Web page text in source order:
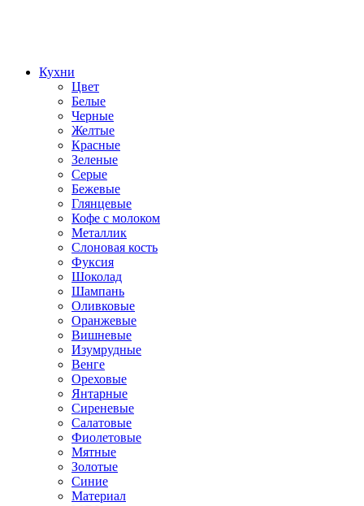
Кухни
Цвет
Белые
Черные
Желтые
Красные
Зеленые
Серые
Бежевые
Глянцевые
Кофе с молоком
Металлик
Слоновая кость
Фуксия
Шоколад
Шампань
Оливковые
Оранжевые
Вишневые
Изумрудные
Венге
Ореховые
Янтарные
Сиреневые
Салатовые
Фиолетовые
Мятные
Золотые
Синие
Материал